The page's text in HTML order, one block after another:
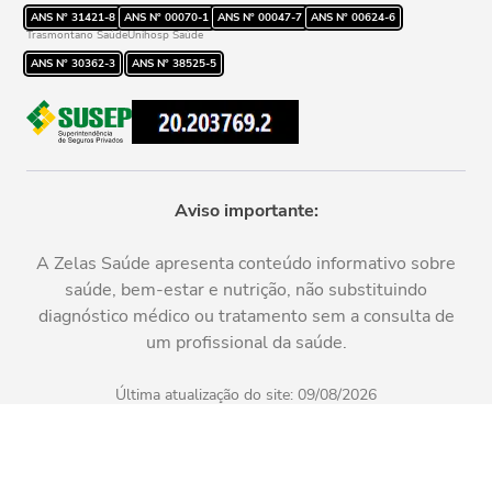
ANS Nº 31421-8 ANS Nº 00070-1 ANS Nº 00047-7 ANS Nº 00624-6
Trasmontano Saúde
ANS Nº 30362-3
Unihosp Saúde
ANS Nº 38525-5
Aviso importante:
A Zelas Saúde apresenta conteúdo informativo sobre
saúde, bem-estar e nutrição, não substituindo
diagnóstico médico ou tratamento sem a consulta de
um profissional da saúde.
Última atualização do site: 09/08/2026